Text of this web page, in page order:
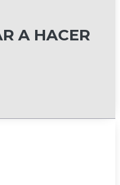
A HACER